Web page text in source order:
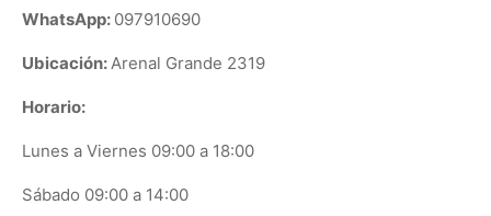
WhatsApp: 097910690
Ubicación:Arenal Grande 2319
Horario:
Lunes a Viernes 09:00 a 18:00
Sábado 09:00 a 14:00